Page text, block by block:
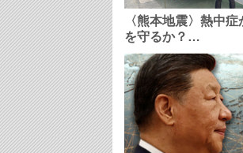
〈熊本地震〉熱中
を守るか？…